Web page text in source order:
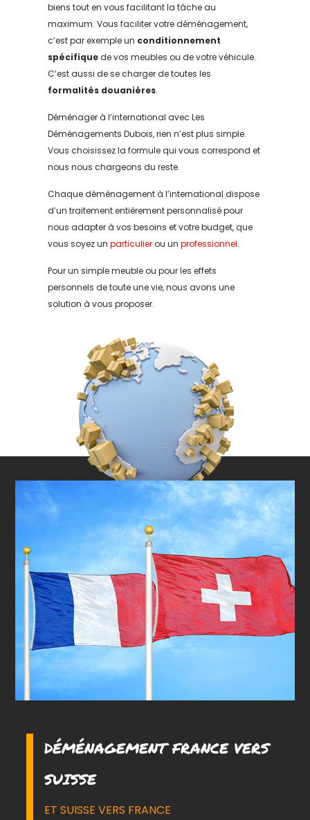
biens tout en vous facilitant la tâche au
maximum. Vous faciliter votre déménagement,
c’est par exemple un conditionnement
spécifiquede vos meubles ou de votre véhicule.
C’est aussi de se charger de toutes les
formalités douanières.
Déménager à l’international avec Les
Déménagements Dubois, rien n’est plus simple.
Vous choisissez la formule qui vous correspond et
nous nous chargeons du reste.
Chaque déménagement à l’international dispose
d’un traitement entièrement personnalisé pour
nous adapter à vos besoins et votre budget, que
vous soyez un particulierou un professionnel.
Pour un simple meuble ou pour les effets
personnels de toute une vie, nous avons une
solution à vous proposer.
DÉMÉNAGEMENT FRANCE VERS
SUISSE
ET SUISSE VERS FRANCE